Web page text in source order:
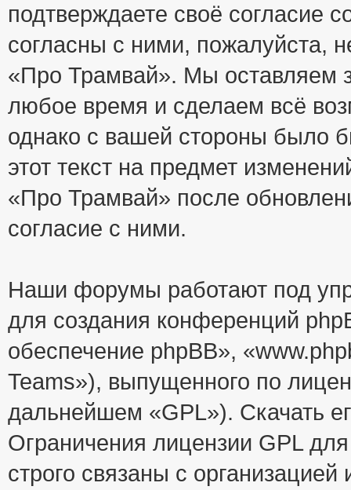
подтверждаете своё
согласны с ними, пожалуйста,
«Про Трамвай». Мы оставляем
любое время и сделаем всё
однако с вашей стороны было
этот текст на предмет
«Про Трамвай» после
согласие с ними.
Наши форумы работают под
для создания конференций
обеспечение phpBB»,
Teams»), выпущенного по
дальнейшем «GPL»). Скачать
Ограничения лицензии GPL
строго связаны с